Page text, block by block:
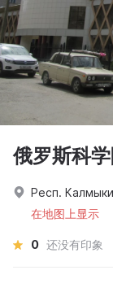
俄罗斯科
Респ.
在地图上显示
0 还没有印象